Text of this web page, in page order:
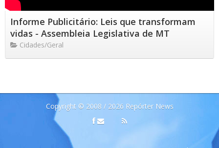
Informe Publicitário: Leis que transformam
vidas - Assembleia Legislativa de MT
Cidades/Geral
Copyright © 2008 / 2026 Repórter News